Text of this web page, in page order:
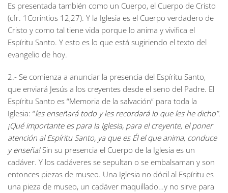
Es presentada también como un Cuerpo, el Cuerpo de Cristo
(cfr. 1Corintios 12,27). Y la Iglesia es el Cuerpo verdadero de
Cristo y como tal tiene vida porque lo anima y vivifica el
Espíritu Santo. Y esto es lo que está sugiriendo el texto del
evangelio de hoy.
2.- Se comienza a anunciar la presencia del Espíritu Santo,
que enviará Jesús a los creyentes desde el seno del Padre. El
Espíritu Santo es “Memoria de la salvación” para toda la
Iglesia: “les enseñará todo y les recordará lo que les he dicho”.
¡Qué importante es para la Iglesia, para el creyente, el poner
atención al Espíritu Santo, ya que es Él el que anima, conduce
y enseña! Sin su presencia el Cuerpo de la Iglesia es un
cadáver. Y los cadáveres se sepultan o se embalsaman y son
entonces piezas de museo. Una Iglesia no dócil al Espíritu es
una pieza de museo, un cadáver maquillado…y no sirve para